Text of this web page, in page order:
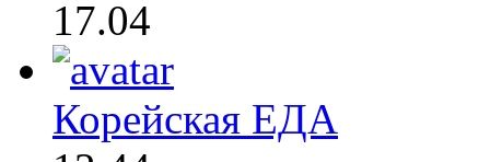
17.04
Корейская ЕДА